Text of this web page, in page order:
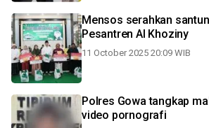
Mensos serahkan
Pesantren Al Khoziny
11 October 2025 20:09 WIB
Polres Gowa tangkap
video pornografi